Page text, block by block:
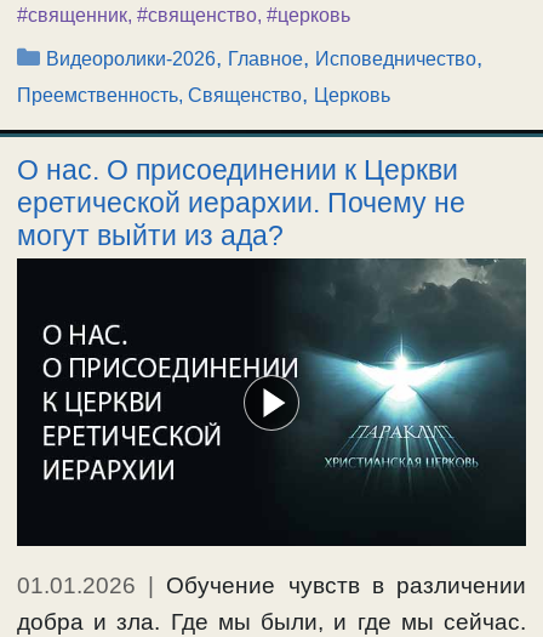
#священник, #священство, #церковь
Рубрики
Видеоролики-2026, Главное, Исповедничество,
Преемственность, Священство, Церковь
О нас. О присоединении к Церкви
еретической иерархии. Почему не
могут выйти из ада?
01.01.2026
Обучение чувств в различении
добра и зла. Где мы были, и где мы сейчас.